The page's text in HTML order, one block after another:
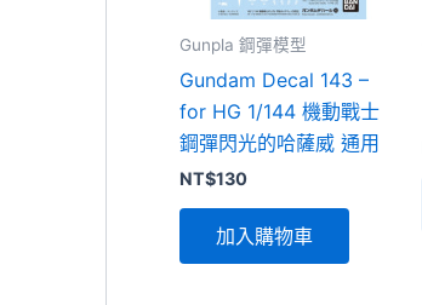
Gunpla 鋼彈模型
Gundam Decal 143 –
for HG 1/144 機動戰士
鋼彈閃光的哈薩威 通用
NT$130
加入購物車